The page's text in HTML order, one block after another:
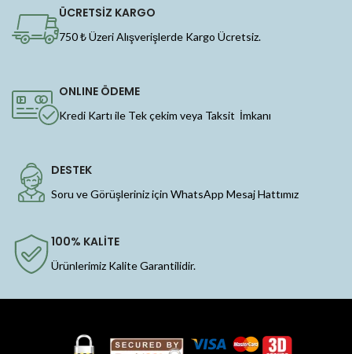
ÜCRETSİZ KARGO
750 ₺ Üzeri Alışverişlerde Kargo Ücretsiz.
ONLINE ÖDEME
Kredi Kartı ile Tek çekim veya Taksit İmkanı
DESTEK
Soru ve Görüşleriniz için WhatsApp Mesaj Hattımız
100% KALİTE
Ürünlerimiz Kalite Garantilidir.